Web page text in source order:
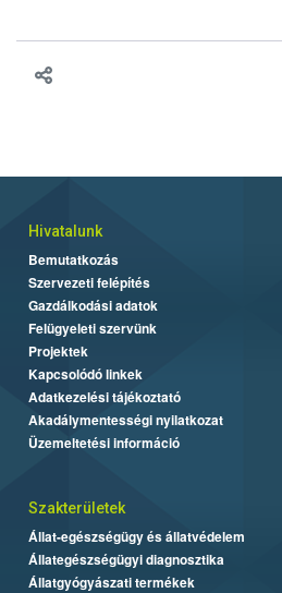
Hivatalunk
Bemutatkozás
Szervezeti felépítés
Gazdálkodási adatok
Felügyeleti szervünk
Projektek
Kapcsolódó linkek
Adatkezelési tájékoztató
Akadálymentességi nyilatkozat
Üzemeltetési információ
Szakterületek
Állat-egészségügy és állatvédelem
Állategészségügyi diagnosztika
Állatgyógyászati termékek